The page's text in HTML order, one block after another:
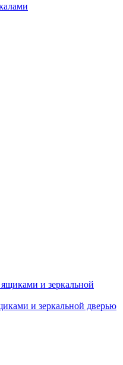
и зеркальной дверью